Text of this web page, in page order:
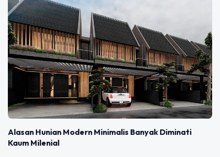
Alasan Hunian Modern Minimalis Banyak Diminati
Kaum Milenial